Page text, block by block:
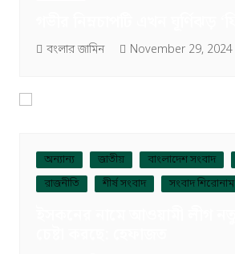
বংলার জামিন November 29, 2024
অন্যান্য জাতীয় বাংলাদেশ সংবাদ
রাজনীতি
শীর্ষ সংবাদ সংবাদ শিরোনাম